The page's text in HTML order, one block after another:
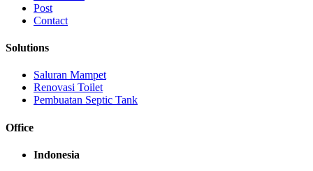
Post
Contact
Solutions
Saluran Mampet
Renovasi Toilet
Pembuatan Septic Tank
Office
Indonesia